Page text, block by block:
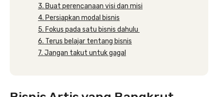
3. Buat perencanaan visi dan misi
4. Persiapkan modal bisnis
5. Fokus pada satu bisnis dahulu
6. Terus belajar tentang bisnis
7. Jangan takut untuk gagal